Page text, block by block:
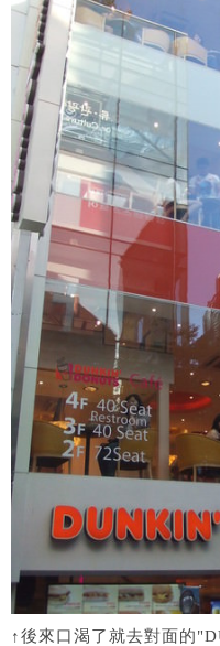
↑後來口渴了就去對面的